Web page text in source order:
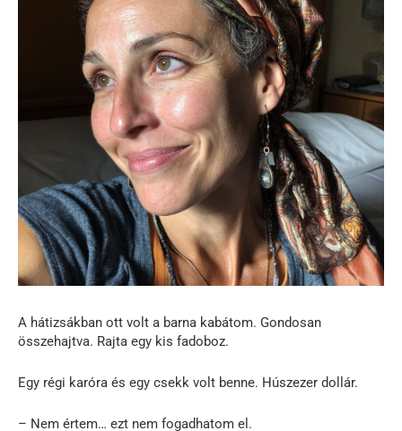
A hátizsákban ott volt a barna kabátom. Gondosan
összehajtva. Rajta egy kis fadoboz.
Egy régi karóra és egy csekk volt benne. Húszezer dollár.
– Nem értem… ezt nem fogadhatom el.